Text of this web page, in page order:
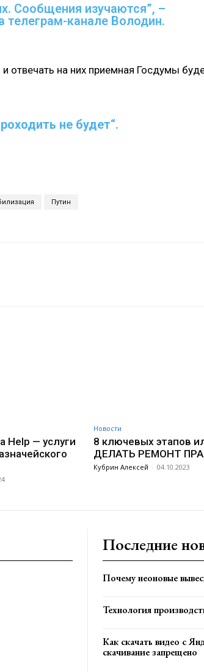
Сообщения изучаются”, –
канале Володин.
отвечать на них приемная Госдумы
не будет“.
Путин
Help — услуги
Новости
8 ключевых этапов
ДЕЛАТЬ РЕМОНТ
Кубрин Алексей - 04.10.2023
Последние
Почему неоновые
Технология
Как скачать видео с
скачивание запрещено